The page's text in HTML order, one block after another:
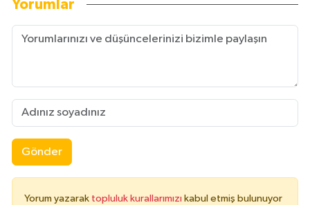
Yorumlar
Gönder
Yorum yazarak topluluk kurallarımızı kabul etmiş bulunuyor